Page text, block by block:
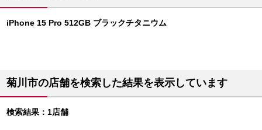
iPhone 15 Pro 512GB ブラックチタニウム
菊川市の店舗を検索した結果を表示しています
検索結果：1店舗